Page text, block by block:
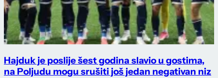
Hajduk je poslije šest godina slavio u gostima,
na Poljudu mogu srušiti još jedan negativan niz